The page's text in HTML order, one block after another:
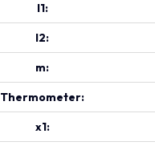
l1:
l2:
m:
Thermometer:
x1: